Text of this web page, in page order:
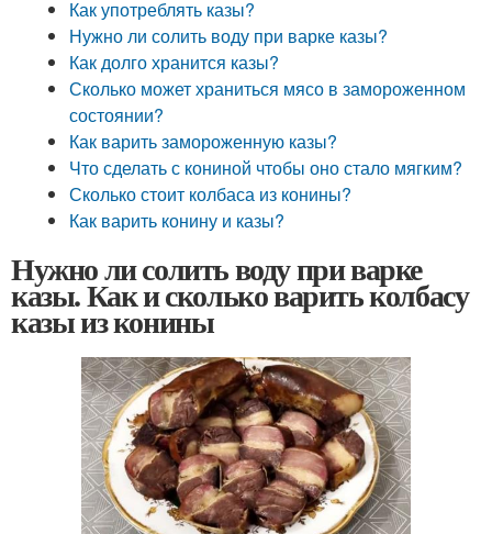
Как употреблять казы?
Нужно ли солить воду при варке казы?
Как долго хранится казы?
Сколько может храниться мясо в замороженном
состоянии?
Как варить замороженную казы?
Что сделать с кониной чтобы оно стало мягким?
Сколько стоит колбаса из конины?
Как варить конину и казы?
Нужно ли солить воду при варке
казы. Как и сколько варить колбасу
казы из конины